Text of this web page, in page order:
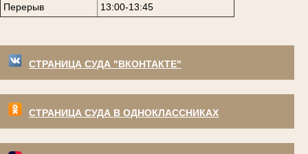
Перерыв
13:00-13:45
СТРАНИЦА СУДА "ВКОНТАКТЕ"
СТРАНИЦА СУДА В ОДНОКЛАССНИКАХ